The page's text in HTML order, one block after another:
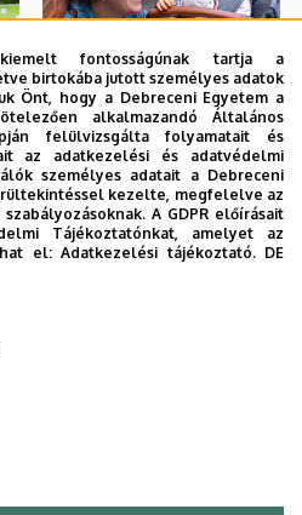
fontosságúnak tartja a
birtokába jutott személyes adatok
Önt, hogy a Debreceni Egyetem a
alkalmazandó Általános
felülvizsgálta folyamatait és
az adatkezelési és adatvédelmi
személyes adatait a Debreceni
kezelte, megfelelve az
A GDPR előírásait
Tájékoztatónkat, amelyet az
el:Adatkezelési tájékoztató. DE